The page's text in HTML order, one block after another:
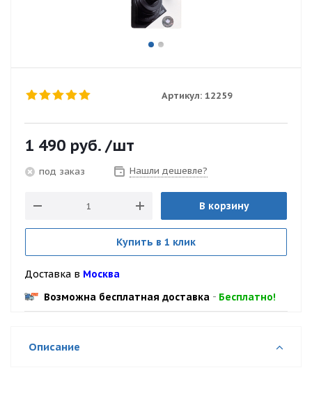
Артикул: 12259
1 490 руб. /шт
под заказ Нашли дешевле?
В корзину
Купить в 1 клик
Доставка в Москва
Возможна бесплатная доставка - Бесплатно!
Описание